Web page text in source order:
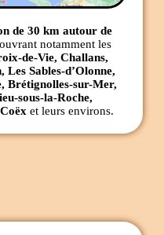
de 30 km autour de
notamment les
de-Vie, Challans,
Les Sables-d’Olonne,
Brétignolles-sur-Mer,
sous-la-Roche,
et leurs environs.